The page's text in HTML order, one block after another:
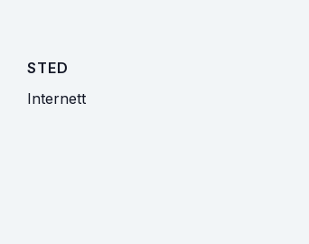
STED
Internett